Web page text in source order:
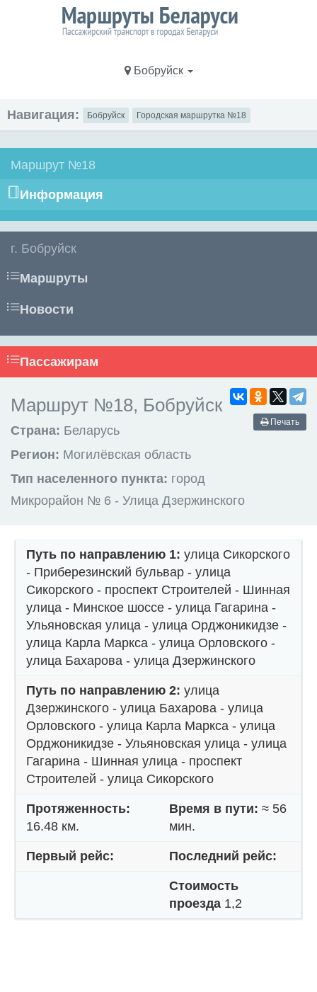
Бобруйск
Навигация: Бобруйск Городская маршрутка №18
Маршрут №18
Информация
г. Бобруйск
Маршруты
Новости
Пассажирам
Печать
Маршрут №18, Бобруйск
Страна: Беларусь
Регион: Могилёвская область
Тип населенного пункта: город
Микрорайон № 6 - Улица Дзержинского
Путь по направлению 1: улица Сикорского
- Приберезинский бульвар - улица
Сикорского - проспект Строителей - Шинная
улица - Минское шоссе - улица Гагарина -
Ульяновская улица - улица Орджоникидзе -
улица Карла Маркса - улица Орловского -
улица Бахарова - улица Дзержинского
Путь по направлению 2: улица
Дзержинского - улица Бахарова - улица
Орловского - улица Карла Маркса - улица
Орджоникидзе - Ульяновская улица - улица
Гагарина - Шинная улица - проспект
Строителей - улица Сикорского
Протяженность:
16.48 км.
Время в пути: ≈ 56
мин.
Первый рейс: Последний рейс:
Стоимость
проезда 1,2